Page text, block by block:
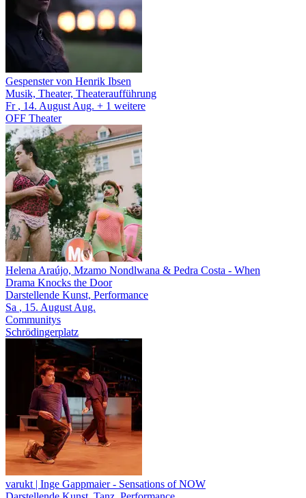
Gespenster von Henrik Ibsen
Musik, Theater, Theateraufführung
Fr , 14. August Aug. + 1 weitere
OFF Theater
Helena Araújo, Mzamo Nondlwana & Pedra Costa - When
Drama Knocks the Door
Darstellende Kunst, Performance
Sa , 15. August Aug.
Communitys
Schrödingerplatz
varukt | Inge Gappmaier- Sensations of NOW